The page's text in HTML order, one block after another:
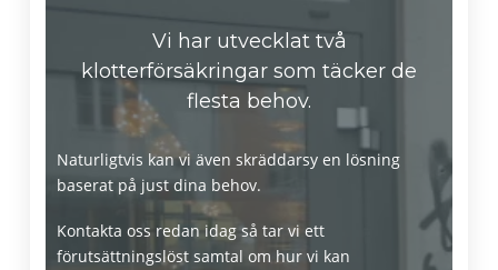
Vi har utvecklat två
klotterförsäkringar som täcker de
flesta behov.
Naturligtvis kan vi även skräddarsy en lösning
baserat på just dina behov.
Kontakta oss redan idag så tar vi ett
förutsättningslöst samtal om hur vi kan